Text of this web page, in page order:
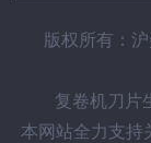
版权所有：
复卷机刀片
本网站全力支持